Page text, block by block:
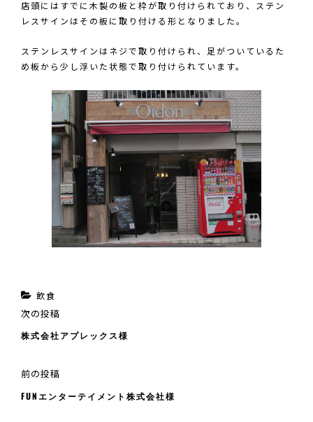
店頭にはすでに木製の板と枠が取り付けられており、ステン
レスサインはその板に取り付ける形となりました。
ステンレスサインはネジで取り付けられ、足がついているた
め板から少し浮いた状態で取り付けられています。
カ
テ
ゴ
ー
飲食
投
稿
ナ
ゲ
シ
前
の
前の投稿
FUNエンターテイメント株式会社様
次
の
次の投稿
株式会社アプレックス様